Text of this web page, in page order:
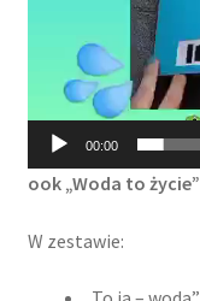
00:00
ook „Woda to życie”
W zestawie: